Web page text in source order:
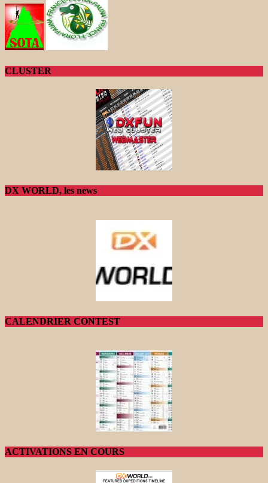
CLUSTER
DX WORLD, les news
CALENDRIER CONTEST
ACTIVATIONS EN COURS